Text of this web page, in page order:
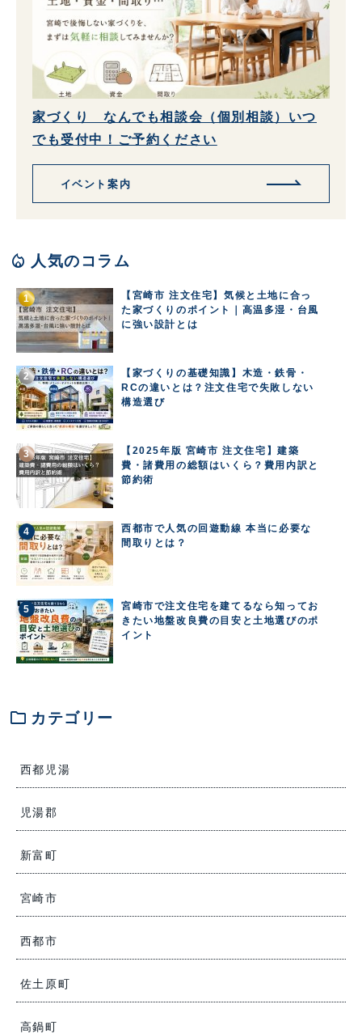
家づくり なんでも相談会（個別相談）いつ
でも受付中！ご予約ください
イベント案内
local_fire_department 人気のコラム
【宮崎市 注文住宅】気候と土地に合っ
た家づくりのポイント｜高温多湿・台風
に強い設計とは
【家づくりの基礎知識】木造・鉄骨・
RCの違いとは？注文住宅で失敗しない
構造選び
【2025年版 宮崎市 注文住宅】建築
費・諸費用の総額はいくら？費用内訳と
節約術
西都市で人気の回遊動線 本当に必要な
間取りとは？
宮崎市で注文住宅を建てるなら知ってお
きたい地盤改良費の目安と土地選びのポ
イント
folder カテゴリー
西都児湯
児湯郡
新富町
宮崎市
西都市
佐土原町
高鍋町